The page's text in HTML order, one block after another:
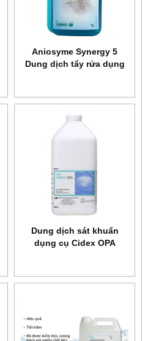
Aniosyme Synergy 5
Dung dịch tẩy rửa dụng
Dung dịch sát khuẩn
dụng cụ Cidex OPA